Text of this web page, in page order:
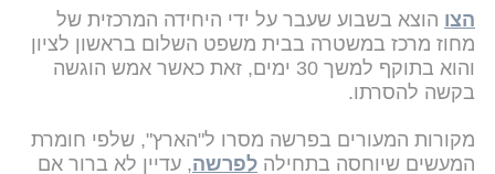
הצו הוצא בשבוע שעבר על ידי היחידה המרכזית של
מחוז מרכז במשטרה בבית משפט השלום בראשון לציון
והוא בתוקף למשך 30 ימים, זאת כאשר אמש הוגשה
בקשה להסרתו.
מקורות המעורים בפרשה מסרו ל"הארץ", שלפי חומרת
המעשים שיוחסה בתחילה לפרשה, עדיין לא ברור אם